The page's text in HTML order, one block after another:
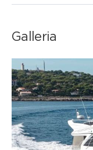
Galleria